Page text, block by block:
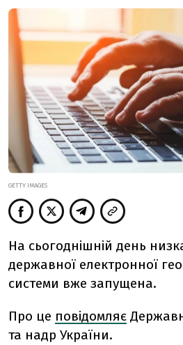
GETTY IMAGES
На сьогоднішній день
державної електронної
системи вже запущена.
Про це повідомляє
та надр України.